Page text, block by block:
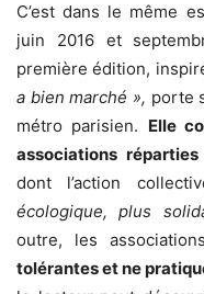
C’est dans le même
juin 2016 et
première édition,
a bien marché », porte
métro parisien. Elle
associations
dont l’action
écologique, plus
outre, les
tolérantes et ne